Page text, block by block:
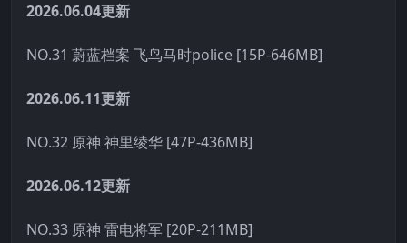
2026.06.04更新
NO.31 蔚蓝档案 飞鸟马时police [15P-646MB]
2026.06.11更新
NO.32 原神 神里绫华 [47P-436MB]
2026.06.12更新
NO.33 原神 雷电将军 [20P-211MB]